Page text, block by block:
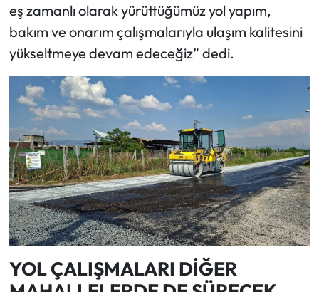
eş zamanlı olarak yürüttüğümüz yol yapım,
bakım ve onarım çalışmalarıyla ulaşım kalitesini
yükseltmeye devam edeceğiz” dedi.
YOL ÇALIŞMALARI DİĞER